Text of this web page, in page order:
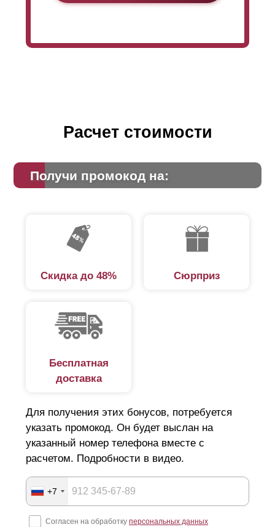
Расчет стоимости
Получи промокод на:
Скидка до 48% Сюрприз
Бесплатная
доставка
Для получения этих бонусов, потребуется
указать промокод. Он будет выслан на
указанный номер телефона вместе с
расчетом. Подробности в видео.
+7
Согласен на обработку персональных данных